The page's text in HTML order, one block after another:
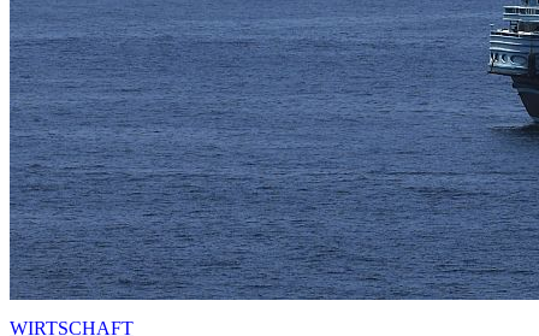
WIRTSCHAFT